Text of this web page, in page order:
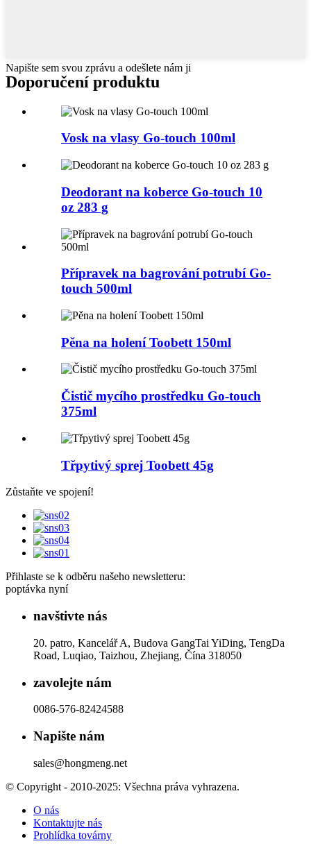
Napište sem svou zprávu a odešlete nám ji
Doporučení produktu
Vosk na vlasy Go-touch 100ml
Deodorant na koberce Go-touch 10
oz 283 g
Přípravek na bagrování potrubí Go-
touch 500ml
Pěna na holení Toobett 150ml
Čistič mycího prostředku Go-touch
375ml
Třpytivý sprej Toobett 45g
Zůstaňte ve spojení!
Přihlaste se k odběru našeho newsletteru:
poptávka nyní
navštivte nás
20. patro, Kancelář A, Budova GangTai YiDing, TengDa
Road, Luqiao, Taizhou, Zhejiang, Čína 318050
zavolejte nám
0086-576-82424588
Napište nám
sales@hongmeng.net
© Copyright - 2010-2025: Všechna práva vyhrazena.
O nás
Kontaktujte nás
Prohlídka továrny